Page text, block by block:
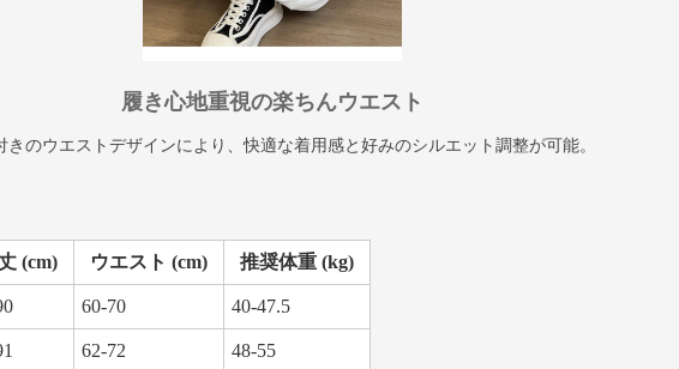
履き心地重視の楽ちんウエスト
きのウエストデザインにより、快適な着用感と好みのシルエット調整が可能。
(cm) ウエスト (cm) 推奨体重 (kg)
60-70 40-47.5
62-72 48-55